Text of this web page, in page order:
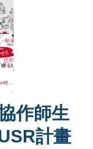
作師生
計畫